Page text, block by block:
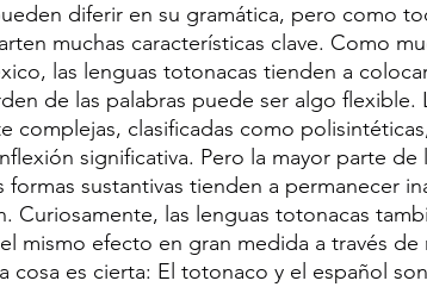
diferir en su gramática, pero como
muchas características clave. Como
las lenguas totonacas tienden a
de las palabras puede ser algo flexible.
complejas, clasificadas como
significativa. Pero la mayor parte
formas sustantivas tienden a permanecer
Curiosamente, las lenguas totonacas
mismo efecto en gran medida a través de
cosa es cierta: El totonaco y el español